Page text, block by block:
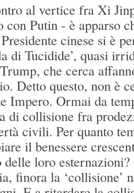
al vertice fra Xi
con Putin - è apparso
cinese si è
di Tucidide’, quasi
che cerca
Detto questo, non è
Impero. Ormai da
di collisione fra
civili. Per quanto
il benessere
loro
finora la ‘collisione’